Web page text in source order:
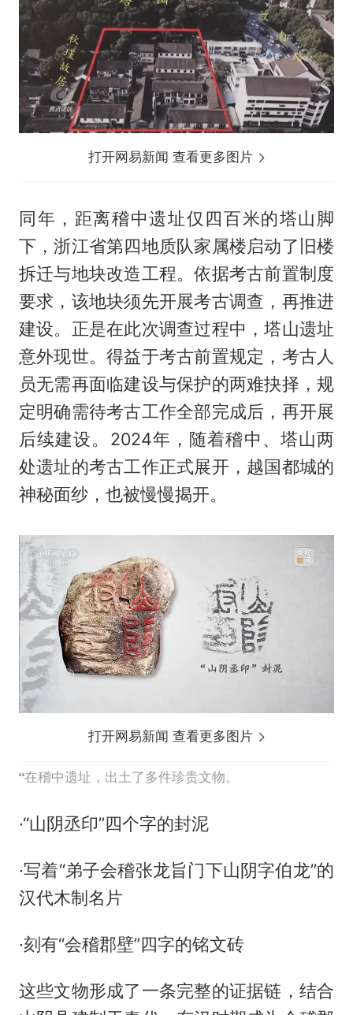
打开网易新闻 查看更多图片
同年，距离稽中遗址仅四百米的塔山脚
下，浙江省第四地质队家属楼启动了旧楼
拆迁与地块改造工程。依据考古前置制度
要求，该地块须先开展考古调查，再推进
建设。正是在此次调查过程中，塔山遗址
意外现世。得益于考古前置规定，考古人
员无需再面临建设与保护的两难抉择，规
定明确需待考古工作全部完成后，再开展
后续建设。2024年，随着稽中、塔山两
处遗址的考古工作正式展开，越国都城的
神秘面纱，也被慢慢揭开。
打开网易新闻 查看更多图片
在稽中遗址，出土了多件珍贵文物。
·“山阴丞印”四个字的封泥
·写着“弟子会稽张龙旨门下山阴字伯龙”的
汉代木制名片
·刻有“会稽郡壁”四字的铭文砖
这些文物形成了一条完整的证据链，结合